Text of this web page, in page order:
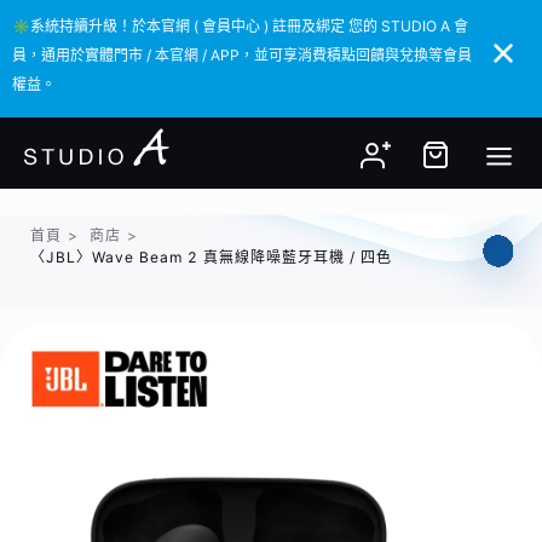
✳️系統持續升級！於本官網 ( 會員中心 ) 註冊及綁定 您的 STUDIO A 會
員，通用於實體門市 / 本官網 / APP，並可享消費積點回饋與兌換等會員
權益。
✳️系統持續升級！於本官網 ( 會員中心 ) 註冊及綁定 您的 STUDIO A 會
員，通用於實體門市 / 本官網 / APP，並可享消費積點回饋與兌換等會員
權益。
首頁 > 商店 >
〈JBL〉Wave Beam 2 真無線降噪藍牙耳機 / 四色